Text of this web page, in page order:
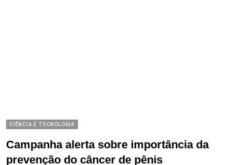
CIÊNCIA E TECNOLOGIA
Campanha alerta sobre importância da
prevenção do câncer de pênis